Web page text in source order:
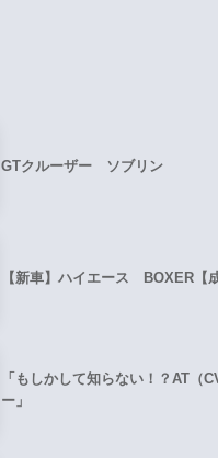
GTクルーザー ソブリン
【新車】ハイエース BOXER【
「もしかして知らない！？AT（
ー」